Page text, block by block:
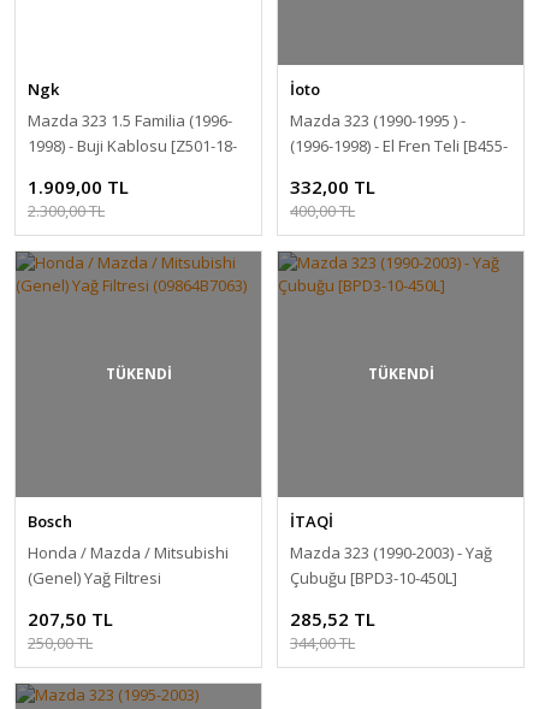
Ngk
Mazda 323 1.5 Familia (1996-
1998) - Buji Kablosu [Z501-18-
1.909,00 TL
2.300,00 TL
İoto
Mazda 323 (1990-1995 ) -
(1996-1998) - El Fren Teli [B455-
332,00 TL
400,00 TL
TÜKENDİ
Bosch
Honda / Mazda / Mitsubishi
(Genel) Yağ Filtresi
207,50 TL
250,00 TL
TÜKENDİ
İTAQİ
Mazda 323 (1990-2003) - Yağ
Çubuğu [BPD3-10-450L]
285,52 TL
344,00 TL